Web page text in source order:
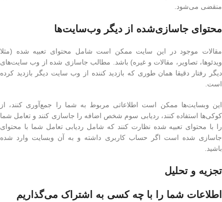
منقضی می‌شود.
محتوای جاسازی‌شده از دیگر وب‌سایت‌ها
مقالات موجود در این سایت ممکن است شامل محتوای تعبیه شده (مثلا
ویدئوها، تصاویر، مقالات و غیره) باشد. مطالب جاسازی شده از وب سایت‌های
دیگر رفتار دقیقا همان طوری که بازدید کننده از وب سایت دیگر بازدید کرده
است.
این وبسایت‌ها ممکن است اطلاعاتی مربوط به شما را جمع‌آوری کنند، از
کوکی‌ها استفاده کنند، ردیابی سوم شخص اضافه را جاسازی کنند و تعامل شما
را با محتوای تعبیه شده نظارت کنند که شامل ردیابی تعامل شما با محتوای
جاسازی شده است اگر حساب کاربری داشته و به آن وبسایت وارد شده
باشید.
تجزیه و تحلیل
اطلاعات شما را با چه کسی به اشتراک می‌گذاریم